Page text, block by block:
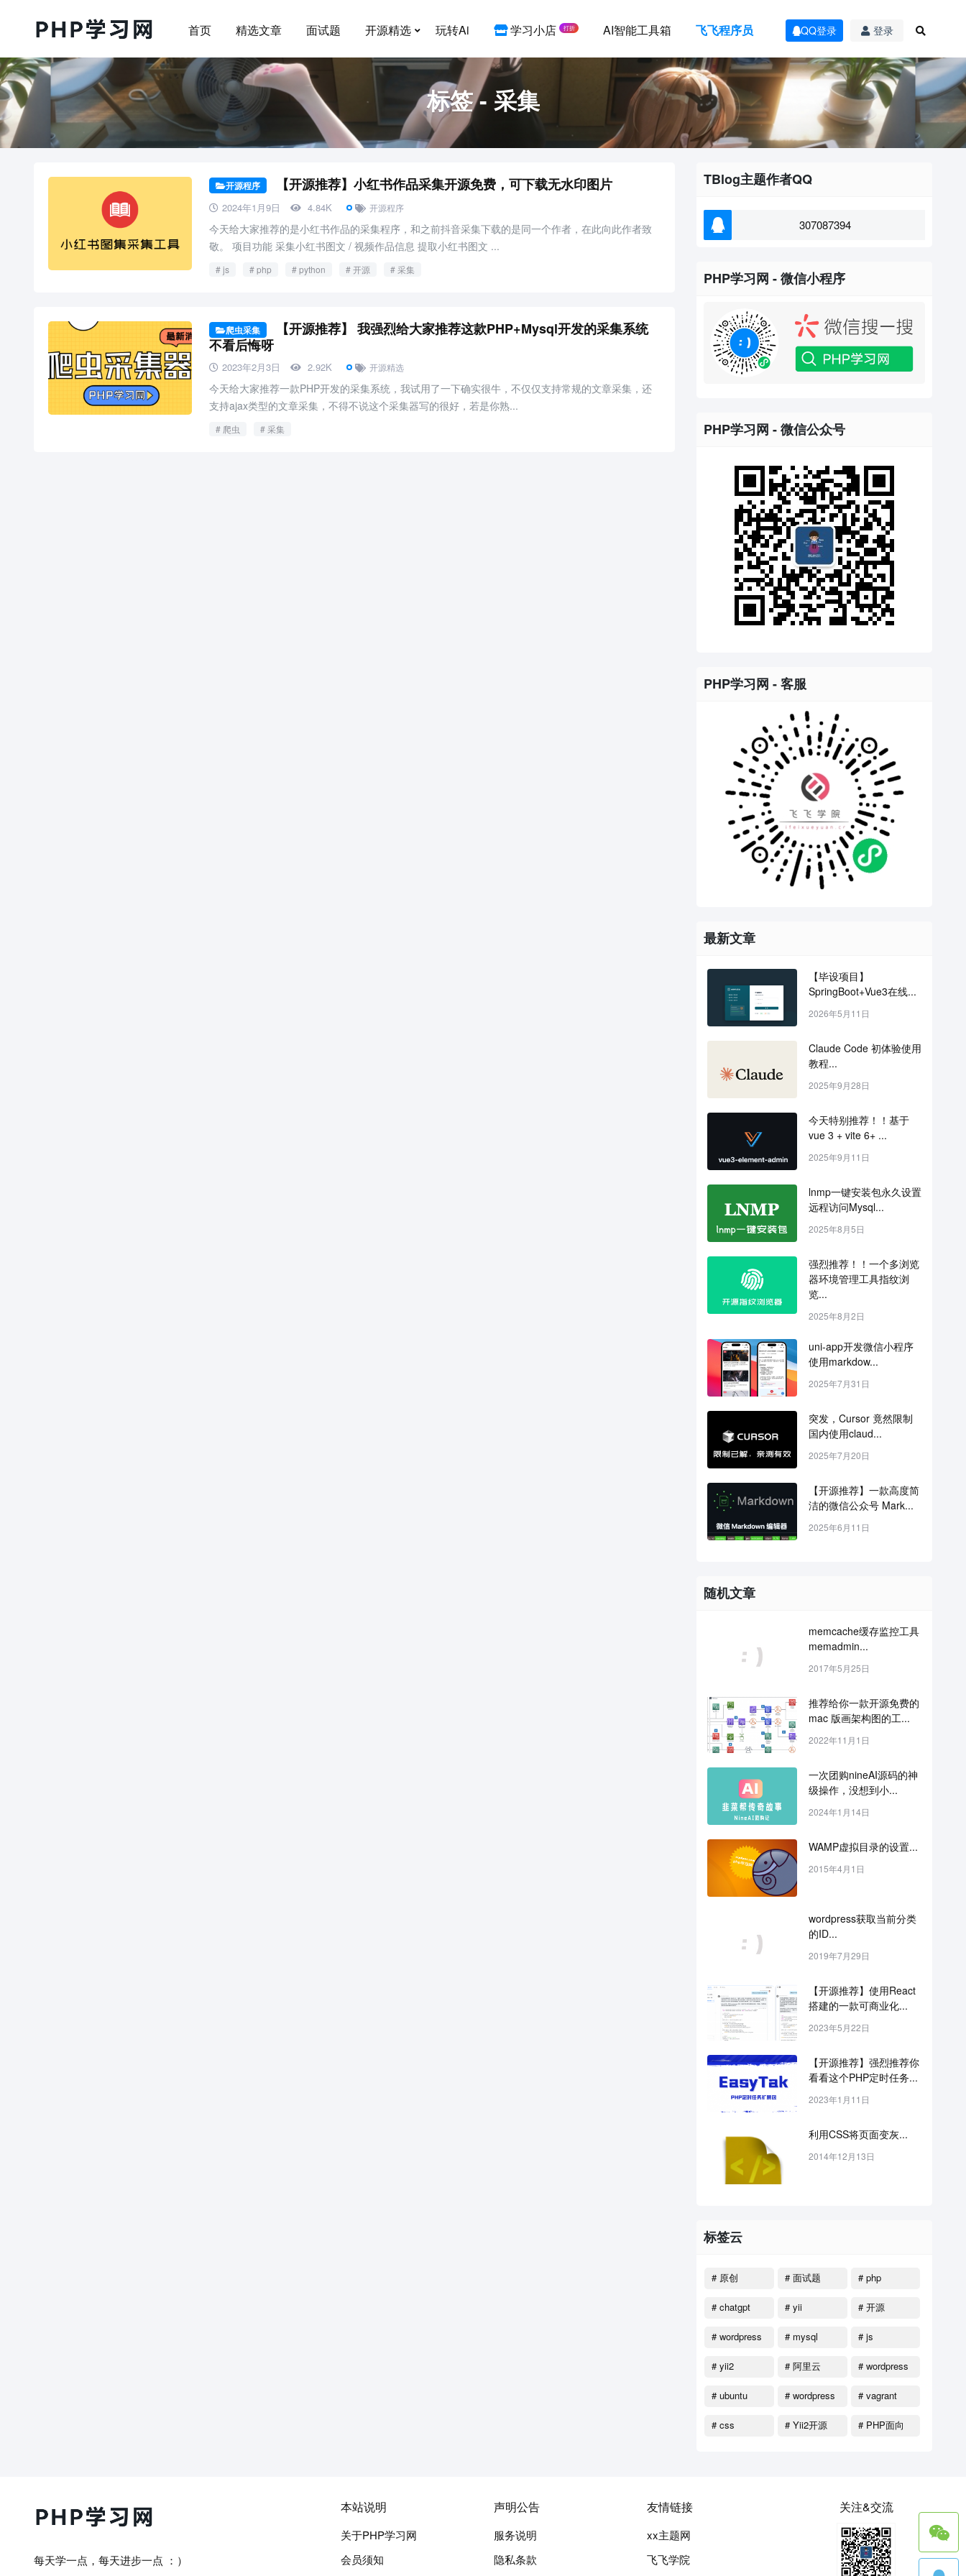
首页 精选文章 面试题 开源精选 玩转Ai 学习小店 打折 AI智能工具箱 飞飞程序员 QQ登录 登录
标签 - 采集
开源程序 【开源推荐】小红书作品采集开源免费，可下载无水印图片
2024年1月9日 4.84K 开源程序
今天给大家推荐的是小红书作品的采集程序，和之前抖音采集下载的是同一个作者，在此向此作者致
敬。 项目功能 采集小红书图文 / 视频作品信息 提取小红书图文 ...
js php python 开源 采集
爬虫采集
【开源推荐】 我强烈给大家推荐这款PHP+Mysql开发的采集系统
不看后悔呀
2023年2月3日 2.92K 开源精选
今天给大家推荐一款PHP开发的采集系统，我试用了一下确实很牛，不仅仅支持常规的文章采集，还
支持ajax类型的文章采集，不得不说这个采集器写的很好，若是你熟...
爬虫 采集
TBlog主题作者QQ
307087394
PHP学习网 - 微信小程序
PHP学习网 - 微信公众号
PHP学习网 - 客服
最新文章
【毕设项目】
SpringBoot+Vue3在线...
2026年5月11日
Claude Code 初体验使用
教程...
2025年9月28日
今天特别推荐！！基于
vue 3 + vite 6+ ...
2025年9月11日
lnmp一键安装包永久设置
远程访问Mysql...
2025年8月5日
强烈推荐！！一个多浏览
器环境管理工具指纹浏
览...
2025年8月2日
uni-app开发微信小程序
使用markdow...
2025年7月31日
突发，Cursor 竟然限制
国内使用claud...
2025年7月20日
【开源推荐】一款高度简
洁的微信公众号 Mark...
2025年6月11日
随机文章
memcache缓存监控工具
memadmin...
2017年5月25日
推荐给你一款开源免费的
mac 版画架构图的工...
2022年11月1日
一次团购nineAI源码的神
级操作，没想到小...
2024年1月14日
WAMP虚拟目录的设置...
2015年4月1日
wordpress获取当前分类
的ID...
2019年7月29日
【开源推荐】使用React
搭建的一款可商业化...
2023年5月22日
【开源推荐】强烈推荐你
看看这个PHP定时任务...
2023年1月11日
利用CSS将页面变灰...
2014年12月13日
标签云
# 原创 # 面试题 # php
# chatgpt # yii # 开源
# wordpress
# mysql # js
# yii2 # 阿里云
# wordpress
# ubuntu
# wordpress
# vagrant
# css # Yii2开源
# PHP面向
每天学一点，每天进步一点 ：）
本站说明
关于PHP学习网
会员须知
声明公告
服务说明
隐私条款
友情链接
xx主题网
飞飞学院
关注&交流